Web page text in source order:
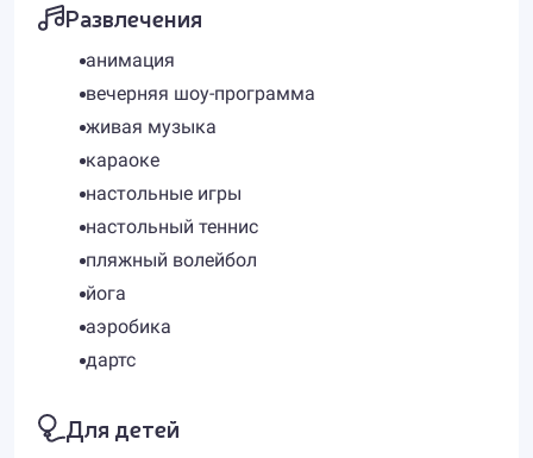
Развлечения
анимация
вечерняя шоу-программа
живая музыка
караоке
настольные игры
настольный теннис
пляжный волейбол
йога
аэробика
дартс
Для детей